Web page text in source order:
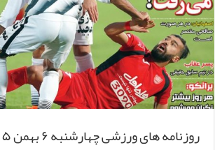
روزنامه های ورزشی چهارشنبه ۶ بهمن ۹۵